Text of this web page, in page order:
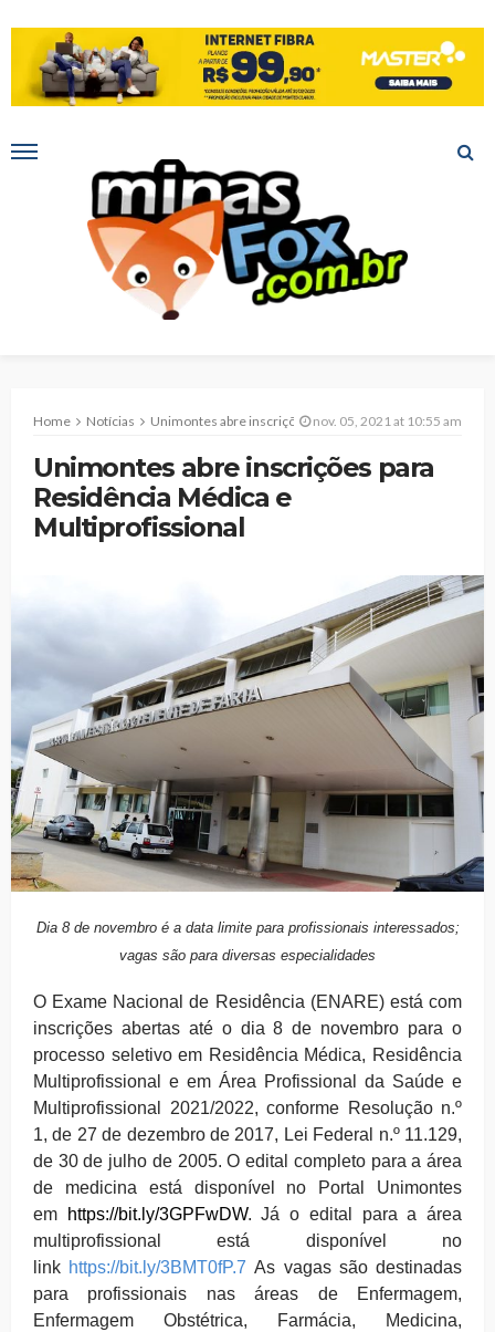
Home Notícias Unimontes abre inscrições para Residência Médica e Multiprofissional
nov. 05, 2021 at 10:55 am
Unimontes abre inscrições para
Residência Médica e
Multiprofissional
Dia 8 de novembro é a data limite para profissionais interessados;
vagas são para diversas especialidades
O Exame Nacional de Residência (ENARE) está com
inscrições abertas até o dia 8 de novembro para o
processo seletivo em Residência Médica, Residência
Multiprofissional e em Área Profissional da Saúde e
Multiprofissional 2021/2022, conforme Resolução n.º
1, de 27 de dezembro de 2017, Lei Federal n.º 11.129,
de 30 de julho de 2005. O edital completo para a área
de medicina está disponível no Portal Unimontes
em
https://bit.ly/3GPFwDW. Já o edital para a área
multiprofissional está disponível no
link https://bit.ly/3BMT0fP.7 As vagas são destinadas
para profissionais nas áreas de Enfermagem,
Enfermagem Obstétrica, Farmácia, Medicina,